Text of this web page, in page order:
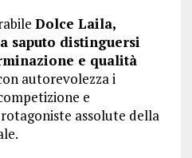
Dolce Laila,
saputo distinguersi
e qualità
autorevolezza i
e
assolute della